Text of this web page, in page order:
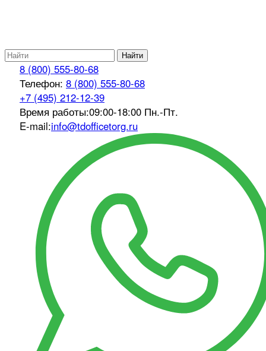
Найти
8 (800) 555-80-68
Телефон: 8 (800) 555-80-68
+7 (495) 212-12-39
Время работы:09:00-18:00 Пн.-Пт.
E-mail:info@tdofficetorg.ru